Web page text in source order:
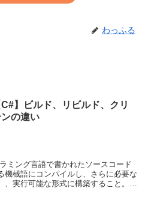
わっふる
C#】ビルド、リビルド、クリ
ンの違い
機械語にコンパイルし、さらに必要な
、実行可能な形式に構築すること。①